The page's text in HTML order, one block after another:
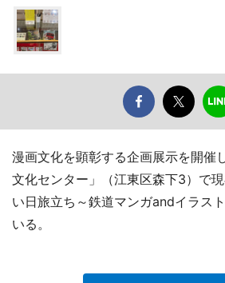
漫画文化を顕彰する企画展示を開催
文化センター」（江東区森下3）で
い日旅立ち～鉄道マンガandイラス
いる。